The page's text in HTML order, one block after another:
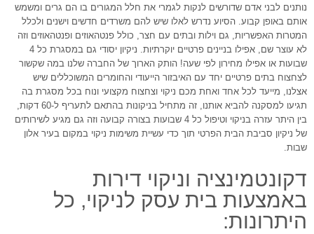
נותנים לבני אדם שדורשים לנקות לגמרי את חלל המגורים בו הם גרים ומשמש
אותם באופן קבוע. הסיוע נדרש לאלו שיש להם משרדים חדשים וישנים ולכלל
המטרות האפשריות, גם וילות ובתים עם חצר, כולל פנטהאוזים ופנטהאוזים וזה
לא עוצר שם, אפילו בניינים פרטיים יוקרתיות. ניקיון יסודי גם במסגרת כל 4
שבועות או אפילו מחירון לפי שעה! הותק הארוך של החברה שלנו במה שקשור
לצחצוח בתים פרטיים יחד עם האיבזור הייעודי והחומרים המשוכללים שיש
אצלנו, מייעד לכל אחד ואחת מכם ניקוי וצחצוח מקצועי ונוח בכל מסגרת בה
תגיעו למסקנה להביא אותנו, זה מתחיל בניקונות בהתאם לתעריף ל-60 דקות,
בין היתר עזרה בניקוי וטיפול כל 4 שבועות בצורה קבועה וזה גם מגיע לשירותים
של ניקיון סביבת הבית הפרטי תוך כדי עשיית משימות ניקוי במקום בעיר אלון
שבות.
דקונטמינציה וניקוי דירות
באמצעות בית עסק לניקוי, כל
היתרונות: